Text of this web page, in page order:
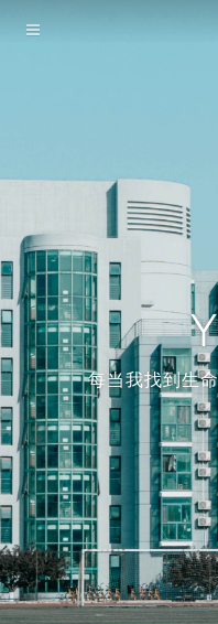
每当我找到生
Home
About